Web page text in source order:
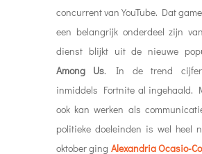
concurrent van YouTube. Dat
een belangrijk onderdeel zijn
dienst blijkt uit de nieuwe
Among Us. In de trend
inmiddels Fortnite al ingehaald.
ook kan werken als
politieke doeleinden is wel heel
oktober ging Alexandria Ocasio-